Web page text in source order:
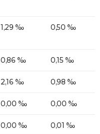
1,29 ‰ 0,50 ‰
0,86 ‰ 0,15 ‰
2,16 ‰ 0,98 ‰
0,00 ‰ 0,00 ‰
0,00 ‰ 0,01 ‰